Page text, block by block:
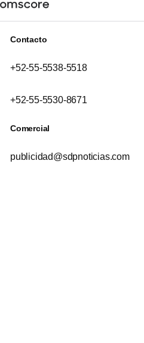
Contacto
+52-55-5538-5518
+52-55-5530-8671
Comercial
publicidad@sdpnoticias.com